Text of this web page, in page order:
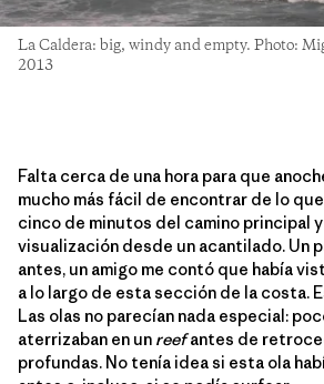
La Caldera: big, windy and empty. Photo:
2013
Falta cerca de una hora para que
mucho más fácil de encontrar de lo
cinco de minutos del camino principal
visualización desde un acantilado. Un
antes, un amigo me contó que había
a lo largo de esta sección de la costa.
Las olas no parecían nada especial:
aterrizaban en un reefantes de
profundas. No tenía idea si esta ola